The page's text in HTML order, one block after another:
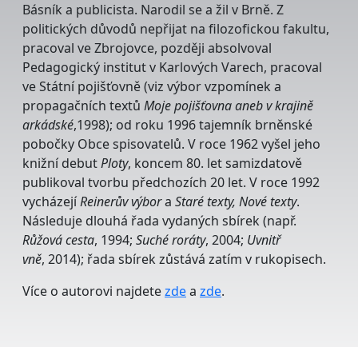
Básník a publicista. Narodil se a žil v Brně. Z
politických důvodů nepřijat na filozofickou fakultu,
pracoval ve Zbrojovce, později absolvoval
Pedagogický institut v Karlových Varech, pracoval
ve Státní pojišťovně (viz výbor vzpomínek a
propagačních textů Moje pojišťovna aneb v krajině
arkádské,1998); od roku 1996 tajemník brněnské
pobočky Obce spisovatelů. V roce 1962 vyšel jeho
knižní debutPloty, koncem 80. let samizdatově
publikoval tvorbu předchozích 20 let. V roce 1992
vycházejíReinerův výbora Staré texty, Nové texty.
Následuje dlouhá řada vydaných sbírek (např.
Růžová cesta, 1994; Suché roráty, 2004; Uvnitř
vně, 2014); řada sbírek zůstává zatím v rukopisech.
Více o autorovi najdetezdea zde.